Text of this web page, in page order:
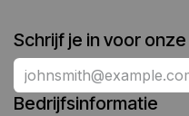
Schrijf je in voor
Bedrijfsinformatie